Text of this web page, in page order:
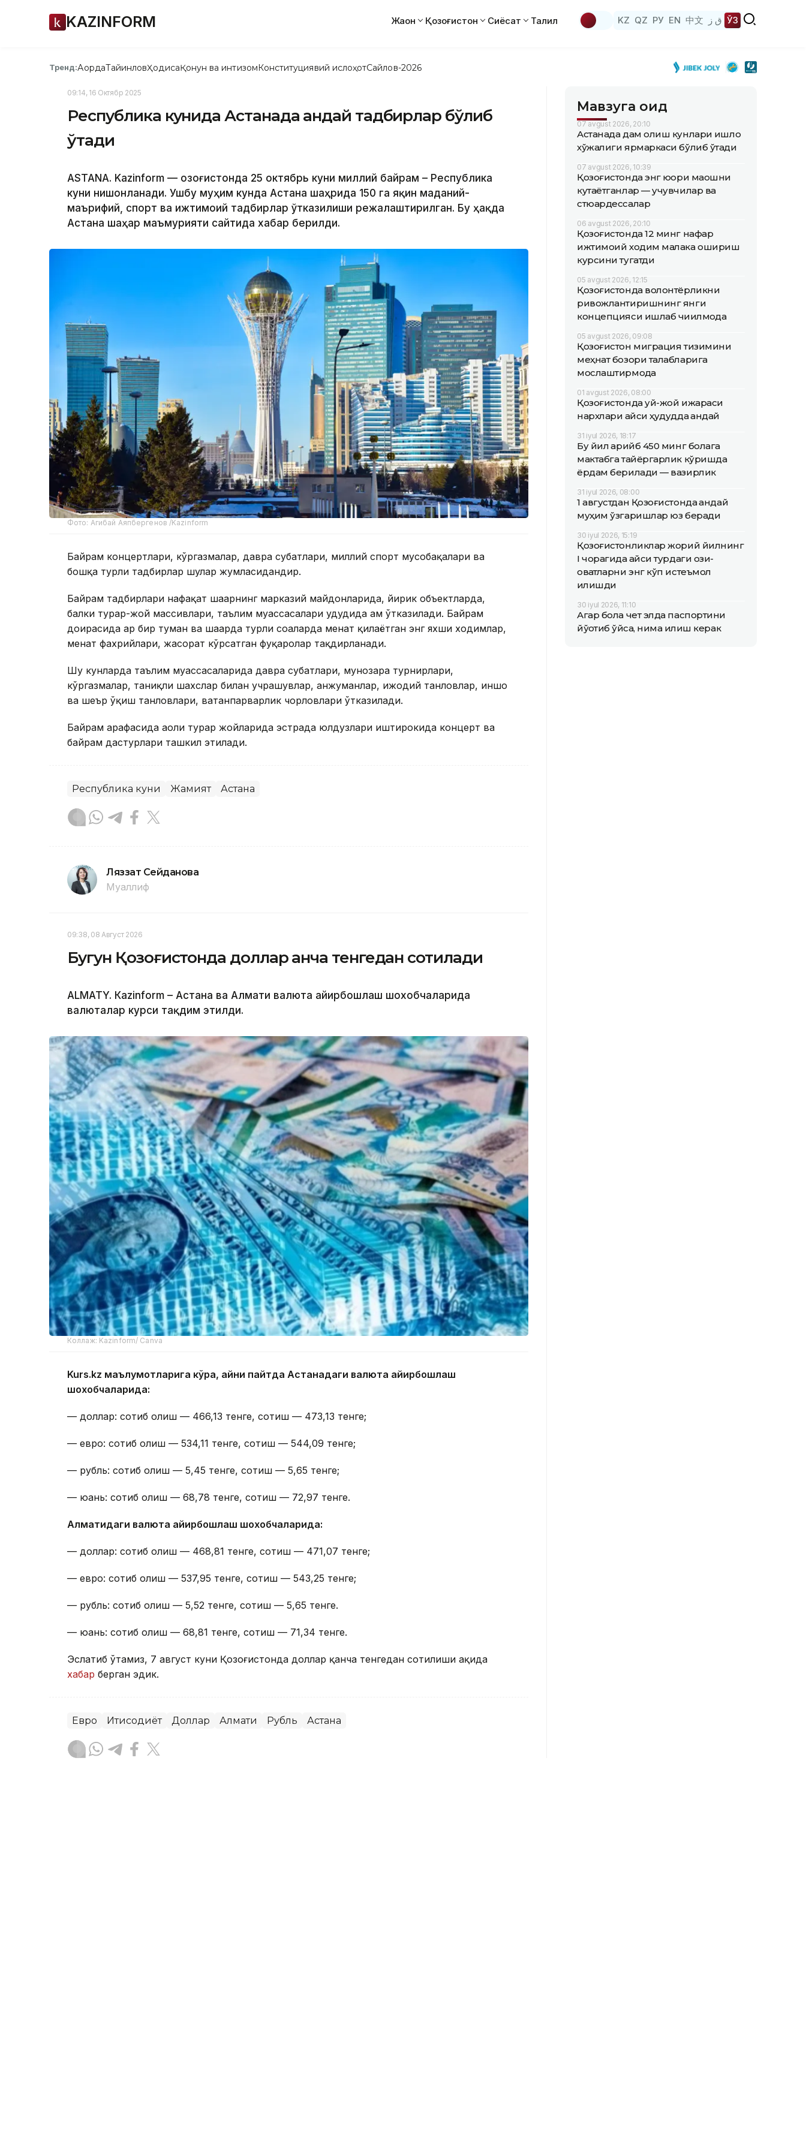
KAZINFORM Жаҳон Қозоғистон Сиёсат Таҳлил KZ QZ РУ EN 中文 ق ز ЎЗ
Тренд:АқордаТайинловҲодисаҚонун ва интизомКонституциявий ислоҳотСайлов-2026
09:14, 16 Октябр 2025
Республика кунида Астанада қандай тадбирлар бўлиб
ўтади
ASTANA. Kazinform — Қозоғистонда 25 октябрь куни миллий байрам – Республика
куни нишонланади. Ушбу муҳим кунда Астана шаҳрида 150 га яқин маданий-
маърифий, спорт ва ижтимоий тадбирлар ўтказилиши режалаштирилган. Бу ҳақда
Астана шаҳар маъмурияти сайтида хабар берилди.
Фото: Агибай Аяпбергенов /Kazinform
Байрам концертлари, кўргазмалар, давра суҳбатлари, миллий спорт мусобақалари ва
бошқа турли тадбирлар шулар жумласидандир.
Байрам тадбирлари нафақат шаҳарнинг марказий майдонларида, йирик объектларда,
балки турар-жой массивлари, таълим муассасалари ҳудудида ҳам ўтказилади. Байрам
доирасида ҳар бир туман ва шаҳарда турли соҳаларда меҳнат қилаётган энг яхши ходимлар,
меҳнат фахрийлари, жасорат кўрсатган фуқаролар тақдирланади.
Шу кунларда таълим муассасаларида давра суҳбатлари, мунозара турнирлари,
кўргазмалар, таниқли шахслар билан учрашувлар, анжуманлар, ижодий танловлар, иншо
ва шеър ўқиш танловлари, ватанпарварлик чорловлари ўтказилади.
Байрам арафасида аҳоли турар жойларида эстрада юлдузлари иштирокида концерт ва
байрам дастурлари ташкил этилади.
Республика куни Жамият Астана
Ляззат Сейданова
Муаллиф
09:38, 08 Август 2026
Бугун Қозоғистонда доллар қанча тенгедан сотилади
ALMATY. Кazinform – Астана ва Алмати валюта айирбошлаш шохобчаларида
валюталар курси тақдим этилди.
Коллаж: Kazinform/ Canva
Kurs.kz маълумотларига кўра, айни пайтда Астанадаги валюта айирбошлаш
шохобчаларида:
— доллар: сотиб олиш — 466,13 тенге, сотиш — 473,13 тенге;
— евро: сотиб олиш — 534,11 тенге, сотиш — 544,09 тенге;
— рубль: сотиб олиш — 5,45 тенге, сотиш — 5,65 тенге;
— юань: сотиб олиш — 68,78 тенге, сотиш — 72,97 тенге.
Алматидаги валюта айирбошлаш шохобчаларида:
— доллар: сотиб олиш — 468,81 тенге, сотиш — 471,07 тенге;
— евро: сотиб олиш — 537,95 тенге, сотиш — 543,25 тенге;
— рубль: сотиб олиш — 5,52 тенге, сотиш — 5,65 тенге.
— юань: сотиб олиш — 68,81 тенге, сотиш — 71,34 тенге.
Эслатиб ўтамиз, 7 август куни Қозоғистонда доллар қанча тенгедан сотилиши ҳақида
хабар берган эдик.
Евро Иқтисодиёт Доллар Алмати Рубль Астана
Мавзуга оид
07 avgust 2026, 20:10
Астанада дам олиш кунлари қишлоқ
хўжалиги ярмаркаси бўлиб ўтади
07 avgust 2026, 10:39
Қозоғистонда энг юқори маошни
кутаётганлар — учувчилар ва
стюардессалар
06 avgust 2026, 20:10
Қозоғистонда 12 минг нафар
ижтимоий ходим малака ошириш
курсини тугатди
05 avgust 2026, 12:15
Қозоғистонда волонтёрликни
ривожлантиришнинг янги
концепцияси ишлаб чиқилмоқда
05 avgust 2026, 09:08
Қозоғистон миграция тизимини
меҳнат бозори талабларига
мослаштирмоқда
01 avgust 2026, 08:00
Қозоғистонда уй-жой ижараси
нархлари қайси ҳудудда қандай
31 iyul 2026, 18:17
Бу йил қарийб 450 минг болага
мактабга тайёргарлик кўришда
ёрдам берилади — вазирлик
31 iyul 2026, 08:00
1 августдан Қозоғистонда қандай
муҳим ўзгаришлар юз беради
30 iyul 2026, 15:19
Қозоғистонликлар жорий йилнинг
I чорагида қайси турдаги озиқ-
овқатларни энг кўп истеъмол
қилишди
30 iyul 2026, 11:10
Агар бола чет элда паспортини
йўқотиб қўйса, нима қилиш керак